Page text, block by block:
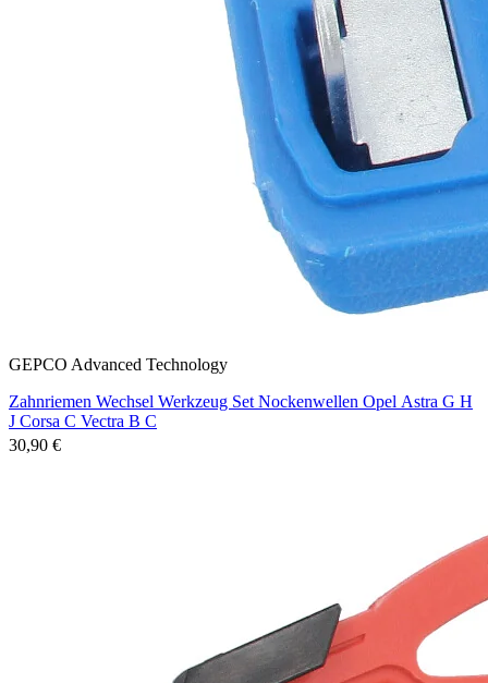
GEPCO Advanced Technology
Zahnriemen Wechsel Werkzeug Set Nockenwellen Opel Astra G H
J Corsa C Vectra B C
30,90 €